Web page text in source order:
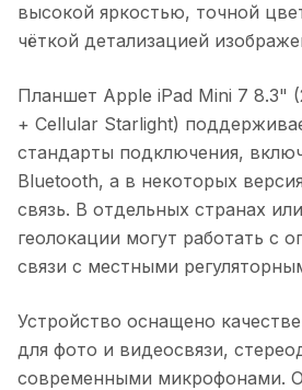
высокой яркостью, точной
чёткой детализацией
Планшет Apple iPad Mini 7 8.3"
+ Cellular Starlight)
стандарты подключения,
Bluetooth, а в некоторых
связь. В отдельных странах
геолокации могут работать с
связи с местными
Устройство оснащено
для фото и видеосвязи,
современными микрофонами.